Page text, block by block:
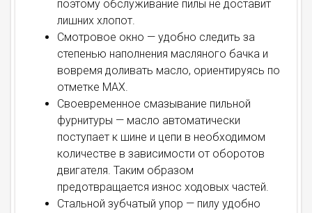
поэтому обслуживание пилы не доставит
лишних хлопот.
Смотровое окно — удобно следить за
степенью наполнения масляного бачка и
вовремя доливать масло, ориентируясь по
отметке MAX.
Своевременное смазывание пильной
фурнитуры — масло автоматически
поступает к шине и цепи в необходимом
количестве в зависимости от оборотов
двигателя. Таким образом
предотвращается износ ходовых частей.
Стальной зубчатый упор — пилу удобно